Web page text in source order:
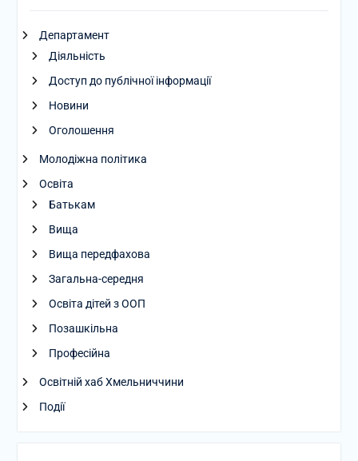
Департамент
Діяльність
Доступ до публічної інформації
Новини
Оголошення
Молодіжна політика
Освіта
Батькам
Вища
Вища передфахова
Загальна-середня
Освіта дітей з ООП
Позашкільна
Професійна
Освітній хаб Хмельниччини
Події